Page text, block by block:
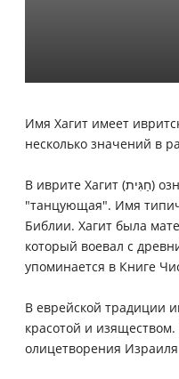
Имя Хагит имеет
несколько значений в
В иврите Хагит (חַגִּית) означает "праздничная" или
"танцующая". Имя
Библии. Хагит была
который воевал с
упоминается в Книге
В еврейской традиции
красотой и
олицетворения